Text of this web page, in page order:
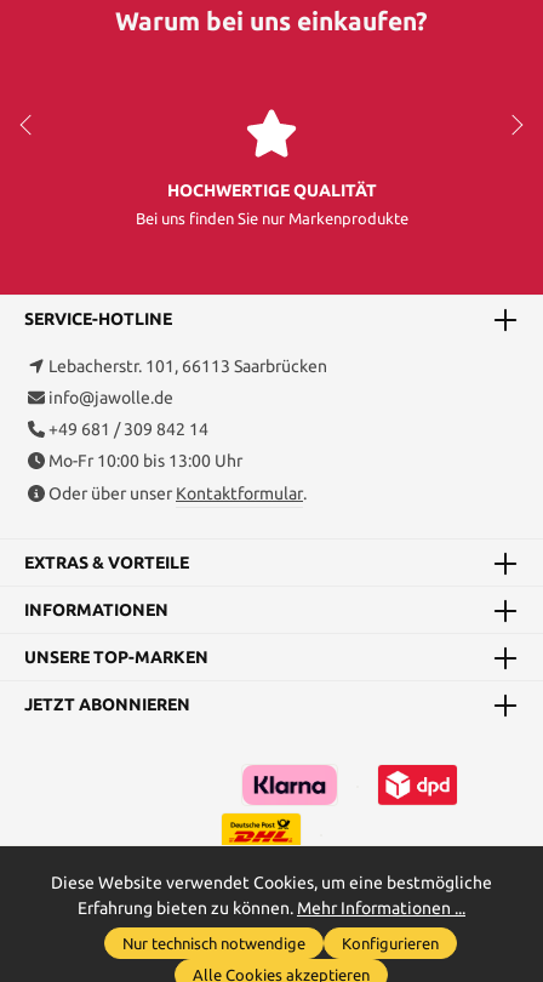
Warum bei uns einkaufen?
HOCHWERTIGE QUALITÄT
Bei uns finden Sie nur Markenprodukte
SERVICE-HOTLINE
Lebacherstr. 101, 66113 Saarbrücken
info@jawolle.de
+49 681 / 309 842 14
Mo-Fr 10:00 bis 13:00 Uhr
Oder über unser Kontaktformular.
EXTRAS & VORTEILE
INFORMATIONEN
UNSERE TOP-MARKEN
JETZT ABONNIEREN
Kataloge Maßtabellen & Grundanleitungen
* Alle Preise inkl. gesetzl. Mehrwertsteuer zzgl. Versandkosten
Werkzeugleiste anzeigen
Diese Website verwendet Cookies, um eine bestmögliche
Erfahrung bieten zu können. Mehr Informationen ...
Nur technisch notwendige
Konfigurieren
Alle Cookies akzeptieren